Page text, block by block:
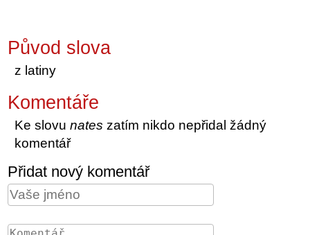
Původ slova
z latiny
Komentáře
Ke slovunateszatím nikdo nepřidal žádný
komentář
Přidat nový komentář